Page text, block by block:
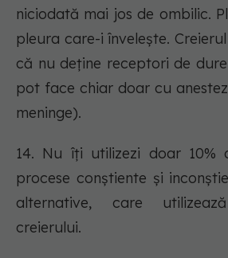
niciodată mai jos de ombilic.
pleura care-i învelește.
că nu deține receptori de
pot face chiar doar cu
meninge).
14. Nu îți utilizezi doar 10%
procese conștiente și
alternative, care
creierului.